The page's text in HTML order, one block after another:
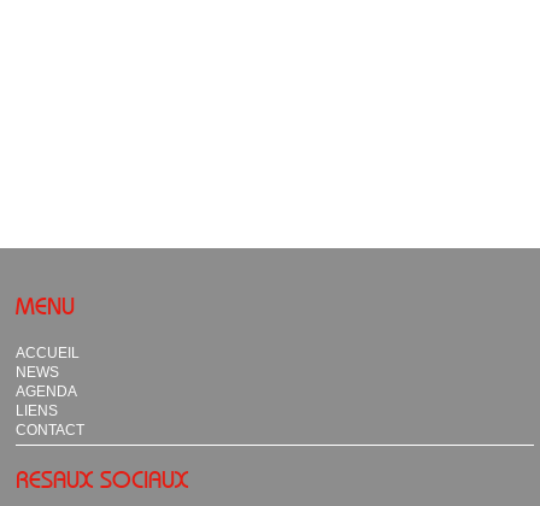
MENU
ACCUEIL
NEWS
AGENDA
LIENS
CONTACT
RESAUX SOCIAUX